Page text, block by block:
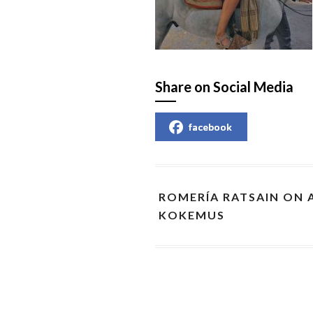
Share on Social Media
facebook
ROMERÍA RATSAIN ON
KOKEMUS